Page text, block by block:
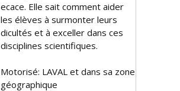
efficace. Elle sait comment aider
les élèves à surmonter leurs
difficultés et à exceller dans ces
disciplines scientifiques.
Motorisé: LAVAL et dans sa zone
géographique